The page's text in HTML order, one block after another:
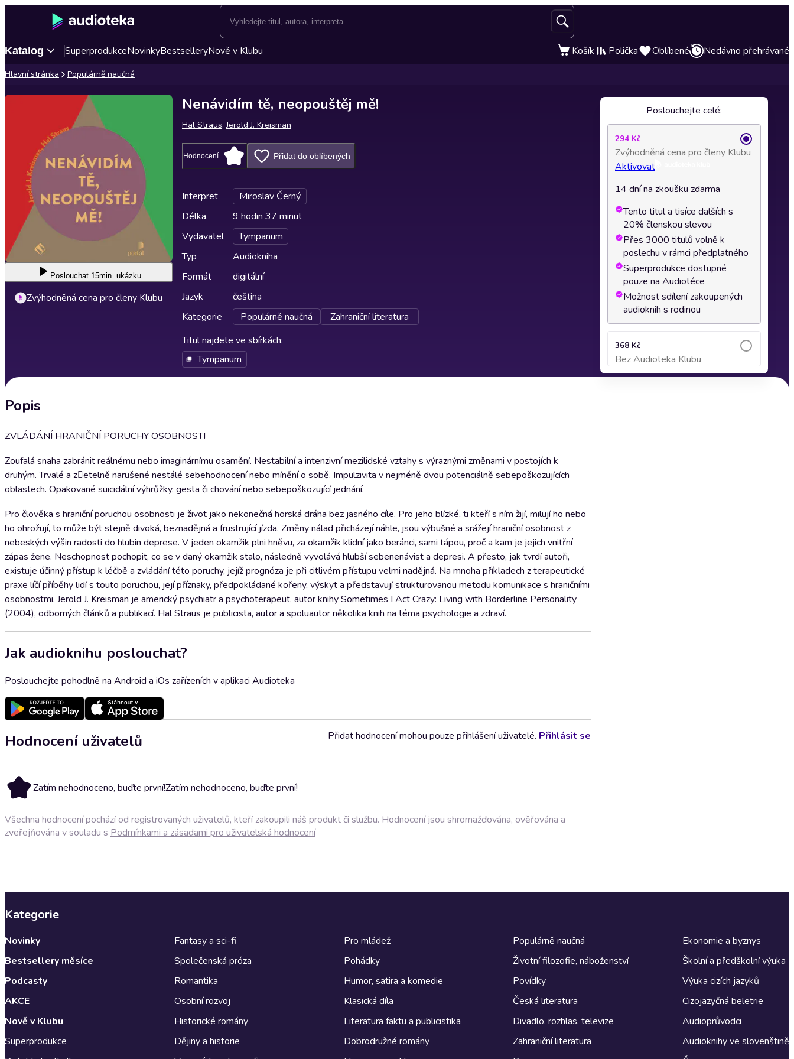
Katalog SuperprodukceNovinkyBestselleryNově v Klubu Košík Polička Oblíbené Nedávno přehrávané
Hlavní stránka Populárně naučná
Poslouchat 15min. ukázku
Zvýhodněná cena pro členy Klubu
Nenávidím tě, neopouštěj mě!
Hal Straus, Jerold J. Kreisman
Hodnocení Přidat do oblíbených
Interpret
Miroslav Černý
Délka
9 hodin 37 minut
Vydavatel
Tympanum
Typ
Audiokniha
Formát
digitální
Jazyk
čeština
Kategorie
Populárně naučná
Zahraniční literatura
Titul najdete ve sbírkách:
Tympanum
Popis
ZVLÁDÁNÍ HRANIČNÍ PORUCHY OSOBNOSTI
Zoufalá snaha zabránit reálnému nebo imaginárnímu osamění. Nestabilní a intenzivní mezilidské vztahy s výraznými změnami v postojích k
druhým. Trvalé a z􃶣etelně narušené nestálé sebehodnocení nebo mínění o sobě. Impulzivita v nejméně dvou potenciálně sebepoškozujících
oblastech. Opakované suicidální výhrůžky, gesta či chování nebo sebepoškozující jednání.
Pro člověka s hraniční poruchou osobnosti je život jako nekonečná horská dráha bez jasného cíle. Pro jeho blízké, ti kteří s ním žijí, milují ho nebo
ho ohrožují, to může být stejně divoká, beznadějná a frustrující jízda. Změny nálad přicházejí náhle, jsou výbušné a srážejí hraniční osobnost z
nebeských výšin radosti do hlubin deprese. V jeden okamžik plni hněvu, za okamžik klidní jako beránci, sami tápou, proč a kam je jejich vnitřní
zápas žene. Neschopnost pochopit, co se v daný okamžik stalo, následně vyvolává hlubší sebenenávist a depresi. A přesto, jak tvrdí autoři,
existuje účinný přístup k léčbě a zvládání této poruchy, jejíž prognóza je při citlivém přístupu velmi nadějná. Na mnoha příkladech z terapeutické
praxe líčí příběhy lidí s touto poruchou, její příznaky, předpokládané kořeny, výskyt a představují strukturovanou metodu komunikace s hraničními
osobnostmi. Jerold J. Kreisman je americký psychiatr a psychoterapeut, autor knihy Sometimes I Act Crazy: Living with Borderline Personality
(2004), odborných článků a publikací. Hal Straus je publicista, autor a spoluautor několika knih na téma psychologie a zdraví.
Jak audioknihu poslouchat?
Poslouchejte pohodlně na Android a iOs zařízeních v aplikaci Audioteka
Hodnocení uživatelů
Zatím nehodnoceno, buďte první!Zatím nehodnoceno, buďte první!
Přidat hodnocení mohou pouze přihlášení uživatelé. Přihlásit se
Všechna hodnocení pochází od registrovaných uživatelů, kteří zakoupili náš produkt či službu. Hodnocení jsou shromažďována, ověřována a
zveřejňována v souladu s Podmínkami a zásadami pro uživatelská hodnocení
Poslouchejte celé:
294 Kč
Zvýhodněná cena pro členy Klubu
Aktivovat
14 dní na zkoušku zdarma
Tento titul a tisíce dalších s
20% členskou slevou
Přes 3000 titulů volně k
poslechu v rámci předplatného
Superprodukce dostupné
pouze na Audiotéce
Možnost sdílení zakoupených
audioknih s rodinou
368 Kč
Bez Audioteka Klubu
Přidat do košíku
Kategorie
Novinky
Bestsellery měsíce
Podcasty
AKCE
Nově v Klubu
Superprodukce
Fantasy a sci-fi
Společenská próza
Romantika
Osobní rozvoj
Historické romány
Dějiny a historie
Pro mládež
Pohádky
Humor, satira a komedie
Klasická díla
Literatura faktu a publicistika
Dobrodružné romány
Populárně naučná
Životní filozofie, náboženství
Povídky
Česká literatura
Divadlo, rozhlas, televize
Zahraniční literatura
Ekonomie a byznys
Školní a předškolní výuka
Výuka cizích jazyků
Cizojazyčná beletrie
Audioprůvodci
Audioknihy ve slovenštině